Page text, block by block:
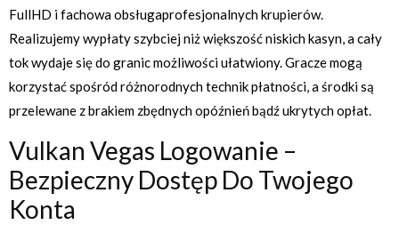
FullHD i fachowa obsługaprofesjonalnych krupierów.
Realizujemy wypłaty szybciej niż większość niskich kasyn, a cały
tok wydaje się do granic możliwości ułatwiony. Gracze mogą
korzystać spośród różnorodnych technik płatności, a środki są
przelewane z brakiem zbędnych opóźnień bądź ukrytych opłat.
Vulkan Vegas Logowanie –
Bezpieczny Dostęp Do Twojego
Konta